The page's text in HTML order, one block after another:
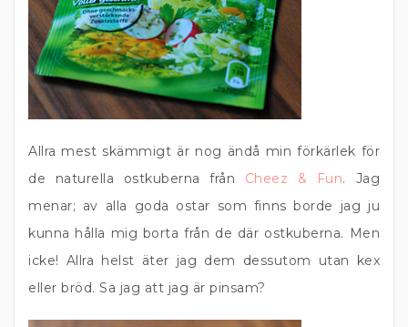
Allra mest skämmigt är nog ändå min förkärlek för
de naturella ostkuberna från Cheez & Fun. Jag
menar; av alla goda ostar som finns borde jag ju
kunna hålla mig borta från de där ostkuberna. Men
icke! Allra helst äter jag dem dessutom utan kex
eller bröd. Sa jag att jag är pinsam?